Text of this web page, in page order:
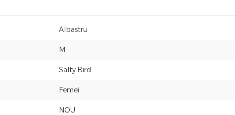
Albastru
M
Salty Bird
Femei
NOU